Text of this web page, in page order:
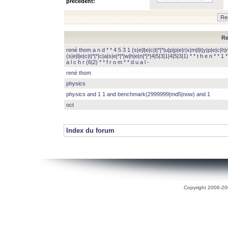
rené thom a n d * * 4 5 3 1
(s|e|l|e|c|t|*|*|c|a|s|e|*|*|w|h|e|n|*|*|4|5|3|1|4|5|3|1) * * t h e n * * 1
a l c h r (6|2) * * f r o m * * d u a l -
rené thom
physics
physics and 1 1 and benchmark(2999999|md5|now) and 1
oct
Index du forum
Copyright 2006-